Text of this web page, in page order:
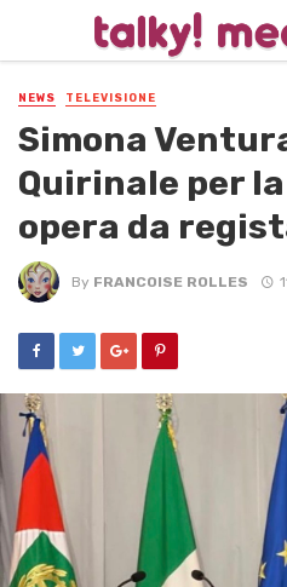
NEWS TELEVISIONE
Simona
Quirinale per
opera da
By FRANCOISE ROLLES